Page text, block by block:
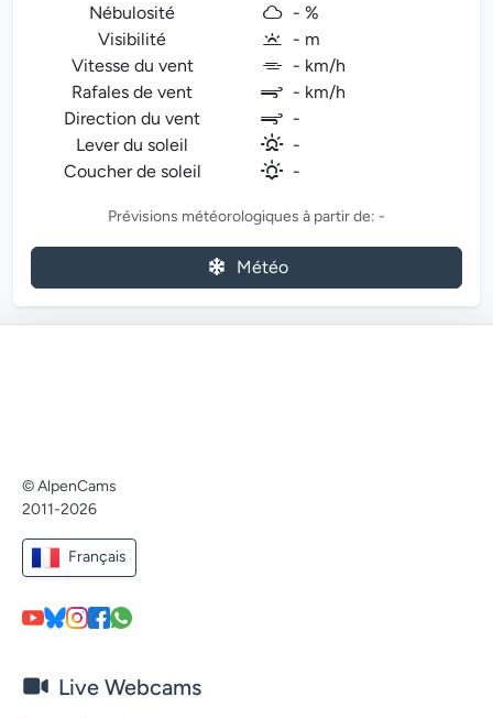
Nébulosité
- %
Visibilité
- m
Vitesse du vent
- km/h
Rafales de vent
- km/h
Direction du vent
-
Lever du soleil
-
Coucher de soleil
-
Prévisions météorologiques à partir de: -
Météo
© AlpenCams
2011-2026
Français
Live Webcams